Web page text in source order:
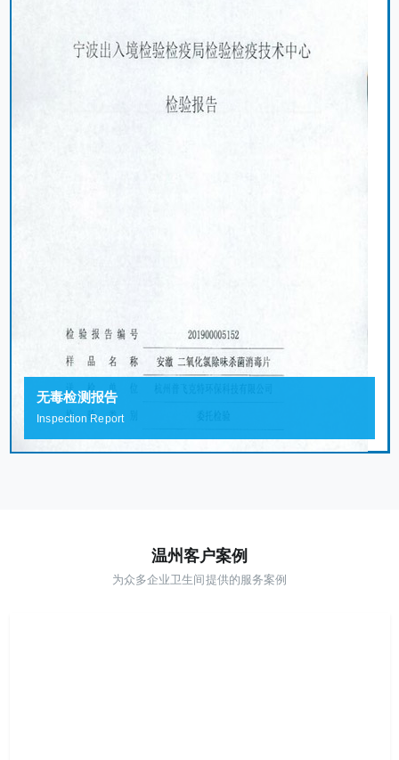
无毒检测报告
Inspection Report
温州客户案例
为众多企业卫生间提供的服务案例